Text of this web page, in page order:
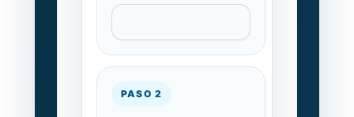
PASO 2